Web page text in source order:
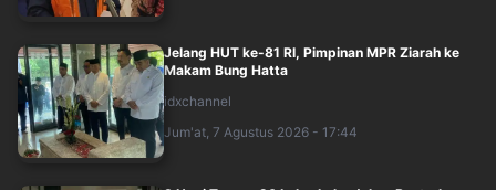
Jelang HUT ke-81 RI, Pimpinan MPR Ziarah ke
Makam Bung Hatta
idxchannel
Jum'at, 7 Agustus 2026 - 17:44